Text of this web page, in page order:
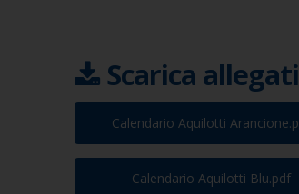
Scarica allegati